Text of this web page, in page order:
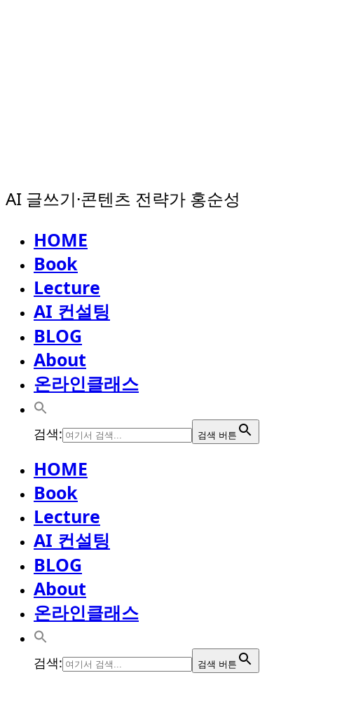
AI 글쓰기·콘텐츠 전략가 홍순성
HOME
Book
Lecture
AI 컨설팅
BLOG
About
온라인클래스
검색: 검색 버튼
HOME
Book
Lecture
AI 컨설팅
BLOG
About
온라인클래스
검색: 검색 버튼